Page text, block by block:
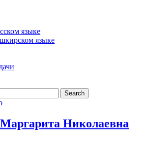
языке
языке
Николаевна